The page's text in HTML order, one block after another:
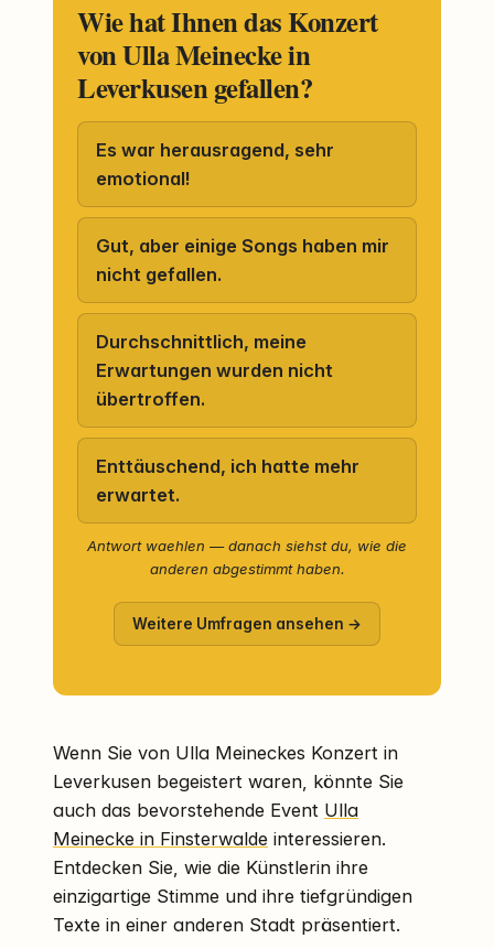
Wie hat Ihnen das Konzert
von Ulla Meinecke in
Leverkusen gefallen?
Es war herausragend, sehr
emotional!
Gut, aber einige Songs haben mir
nicht gefallen.
Durchschnittlich, meine
Erwartungen wurden nicht
übertroffen.
Enttäuschend, ich hatte mehr
erwartet.
Antwort waehlen — danach siehst du, wie die
anderen abgestimmt haben.
Weitere Umfragen ansehen →
Wenn Sie von Ulla Meineckes Konzert in
Leverkusen begeistert waren, könnte Sie
auch das bevorstehende Event Ulla
Meinecke in Finsterwalde interessieren.
Entdecken Sie, wie die Künstlerin ihre
einzigartige Stimme und ihre tiefgründigen
Texte in einer anderen Stadt präsentiert.